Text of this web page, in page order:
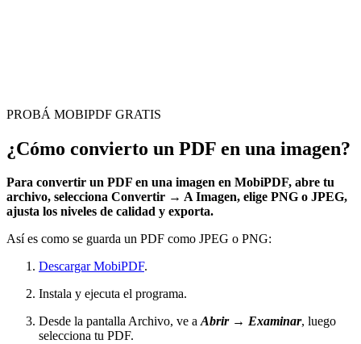
PROBÁ MOBIPDF GRATIS
¿Cómo convierto un PDF en una imagen?
Para convertir un PDF en una imagen en MobiPDF, abre tu
archivo, selecciona Convertir → A Imagen, elige PNG o JPEG,
ajusta los niveles de calidad y exporta.
Así es como se guarda un PDF como JPEG o PNG:
Descargar MobiPDF.
Instala y ejecuta el programa.
Desde la pantalla Archivo, ve aAbrir → Examinar, luego
selecciona tu PDF.